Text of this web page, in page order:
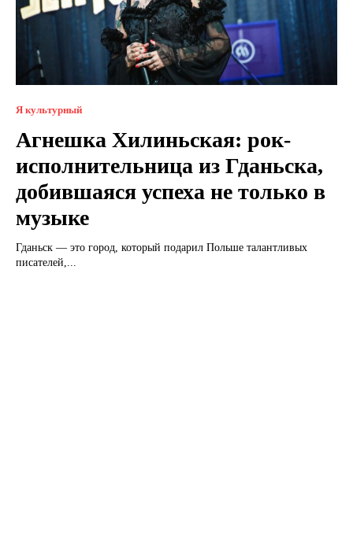
Я культурный
Агнешка Хилиньская: рок-
исполнительница из Гданьска,
добившаяся успеха не только в
музыке
Гданьск — это город, который подарил Польше талантливых
писателей,...